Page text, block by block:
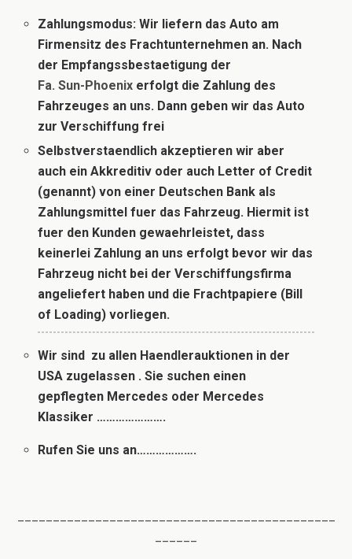
Zahlungsmodus:Wir liefern das Auto am
Firmensitz des Frachtunternehmen an. Nach
der Empfangssbestaetigung der
Fa. Sun-Phoenix erfolgt die Zahlung des
Fahrzeuges an uns. Dann geben wir das Auto
zur Verschiffung frei
Selbstverstaendlich akzeptieren wir aber
auch ein Akkreditiv oder auch Letter of Credit
(genannt) von einer Deutschen Bank als
Zahlungsmittel fuer das Fahrzeug. Hiermit ist
fuer den Kunden gewaehrleistet, dass
keinerlei Zahlung an uns erfolgt bevor wir das
Fahrzeug nicht bei der Verschiffungsfirma
angeliefert haben und die Frachtpapiere (Bill
of Loading) vorliegen.
Wir sind zu allen Haendlerauktionen in der
USA zugelassen . Sie suchen einen
gepflegten Mercedes oder Mercedes
Klassiker ………………….
Rufen Sie uns an……………….